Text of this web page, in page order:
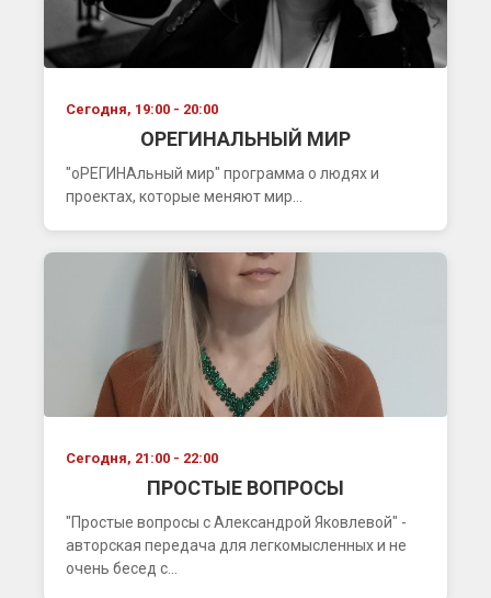
Сегодня, 19:00 - 20:00
ОРЕГИНАЛЬНЫЙ МИР
"оРЕГИНАльный мир" программа о людях и
проектах, которые меняют мир...
Сегодня, 21:00 - 22:00
ПРОСТЫЕ ВОПРОСЫ
"Простые вопросы с Александрой Яковлевой" -
авторская передача для легкомысленных и не
очень бесед с...